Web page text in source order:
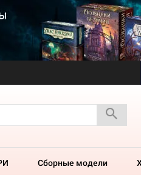
Сборные модели